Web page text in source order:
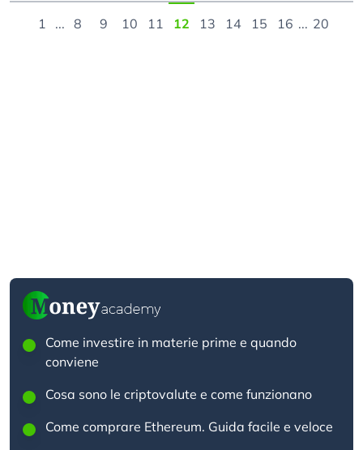
1 ... 8 9 10 11 12 13 14 15 16 ... 20
Come investire in materie prime e quando
conviene
Cosa sono le criptovalute e come funzionano
Come comprare Ethereum. Guida facile e veloce